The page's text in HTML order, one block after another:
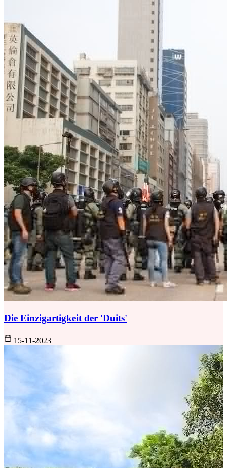
Die Einzigartigkeit der 'Duits'
15-11-2023